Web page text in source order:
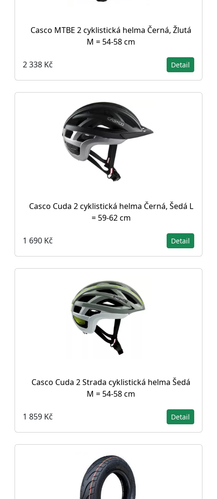
Casco MTBE 2 cyklistická helma Černá, Žlutá
M = 54-58 cm
2 338 Kč Detail
Casco Cuda 2 cyklistická helma Černá, Šedá L
= 59-62 cm
1 690 Kč Detail
Casco Cuda 2 Strada cyklistická helma Šedá
M = 54-58 cm
1 859 Kč Detail